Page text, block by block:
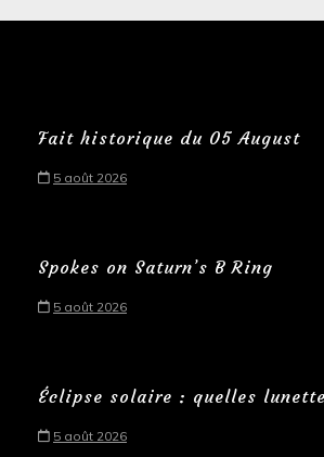
Fait historique du 05 August
5 août 2026
Spokes on Saturn’s B Ring
5 août 2026
Éclipse solaire : quelles
5 août 2026